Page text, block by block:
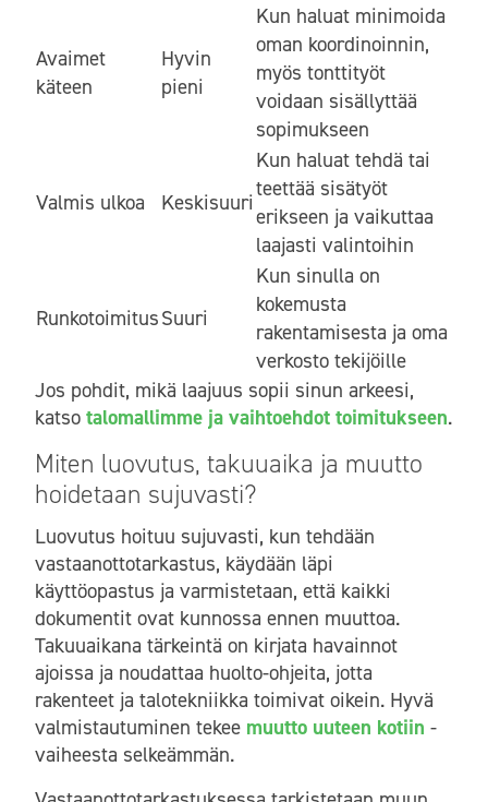
Avaimet
käteen
Hyvin
pieni
Kun haluat minimoida
oman koordinoinnin,
myös tonttityöt
voidaan sisällyttää
sopimukseen
Valmis ulkoa Keskisuuri
Kun haluat tehdä tai
teettää sisätyöt
erikseen ja vaikuttaa
laajasti valintoihin
RunkotoimitusSuuri
Kun sinulla on
kokemusta
rakentamisesta ja oma
verkosto tekijöille
Jos pohdit, mikä laajuus sopii sinun arkeesi,
katso talomallimme ja vaihtoehdot toimitukseen.
Miten luovutus, takuuaika ja muutto
hoidetaan sujuvasti?
Luovutus hoituu sujuvasti, kun tehdään
vastaanottotarkastus, käydään läpi
käyttöopastus ja varmistetaan, että kaikki
dokumentit ovat kunnossa ennen muuttoa.
Takuuaikana tärkeintä on kirjata havainnot
ajoissa ja noudattaa huolto-ohjeita, jotta
rakenteet ja talotekniikka toimivat oikein. Hyvä
valmistautuminen tekee muutto uuteen kotiin -
vaiheesta selkeämmän.